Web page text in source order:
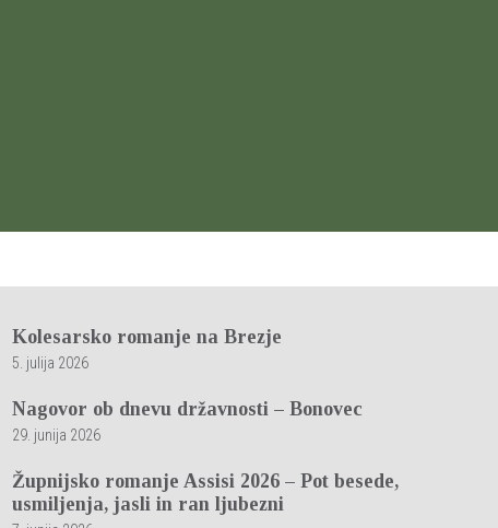
Kolesarsko romanje na Brezje
5. julija 2026
Nagovor ob dnevu državnosti – Bonovec
29. junija 2026
Župnijsko romanje Assisi 2026 – Pot besede,
usmiljenja, jasli in ran ljubezni